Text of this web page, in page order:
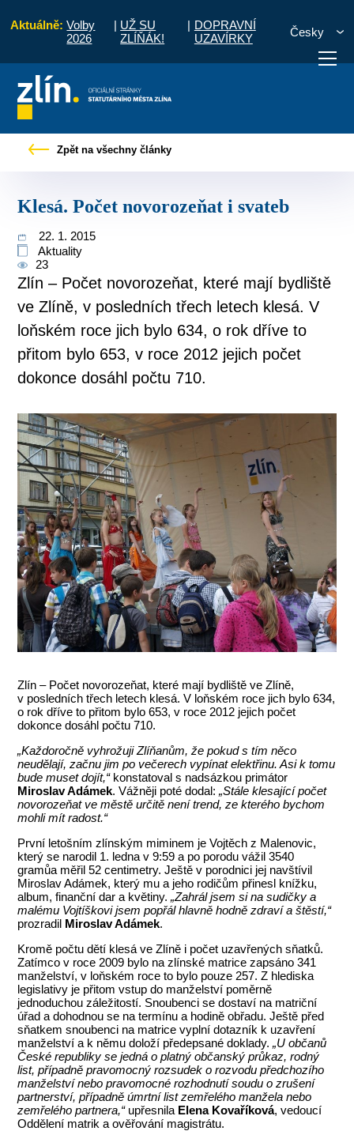
Aktuálně: Volby
2026
| UŽ SU
ZLÍŇÁK!
| DOPRAVNÍ
UZAVÍRKY
Česky
vyřídit Potřebuji zaplatit
Zpět na všechny články
Klesá. Počet novorozeňat i svateb
22. 1. 2015
Aktuality
23
Zlín – Počet novorozeňat, které mají bydliště
ve Zlíně, v posledních třech letech klesá. V
loňském roce jich bylo 634, o rok dříve to
přitom bylo 653, v roce 2012 jejich počet
dokonce dosáhl počtu 710.
Zlín – Počet novorozeňat, které mají bydliště ve Zlíně,
v posledních třech letech klesá. V loňském roce jich bylo 634,
o rok dříve to přitom bylo 653, v roce 2012 jejich počet
dokonce dosáhl počtu 710.
„Každoročně vyhrožuji Zlíňanům, že pokud s tím něco
neudělají, začnu jim po večerech vypínat elektřinu. Asi k tomu
bude muset dojít,“ konstatoval s nadsázkou primátor
Miroslav Adámek. Vážněji poté dodal:„Stále klesající počet
novorozeňat ve městě určitě není trend, ze kterého bychom
mohli mít radost.“
První letošním zlínským miminem je Vojtěch z Malenovic,
který se narodil 1. ledna v 9:59 a po porodu vážil 3540
gramůa měřil 52 centimetry. Ještě v porodnici jej navštívil
Miroslav Adámek, který mu a jeho rodičům přinesl knížku,
album, finanční dar a květiny.„Zahrál jsem si na sudičky a
malému Vojtíškovi jsem popřál hlavně hodně zdraví a štěstí,“
prozradil Miroslav Adámek.
Kromě počtu dětí klesá ve Zlíně i počet uzavřených sňatků.
Zatímco v roce 2009 bylo na zlínské matrice zapsáno 341
manželství, v loňském roce to bylo pouze 257. Z hlediska
legislativy je přitom vstup do manželství poměrně
jednoduchou záležitostí. Snoubenci se dostaví na matriční
úřad a dohodnou se na termínu a hodině obřadu. Ještě před
sňatkem snoubenci na matrice vyplní dotazník k uzavření
manželství a k němu doloží předepsané doklady.„U občanů
České republiky se jedná o platný občanský průkaz, rodný
list, případně pravomocný rozsudek o rozvodu předchozího
manželství nebo pravomocné rozhodnutí soudu o zrušení
partnerství, případně úmrtní list zemřelého manžela nebo
zemřelého partnera,“upřesnila Elena Kovaříková, vedoucí
Oddělení matrik a ověřování magistrátu.